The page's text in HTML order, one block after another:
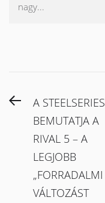
nagy...
Bejegyzés
navigáció
PreviousA STEELSERIES
BEMUTATJA A
RIVAL 5 – A
LEGJOBB
„FORRADALMI
VÁLTOZÁST